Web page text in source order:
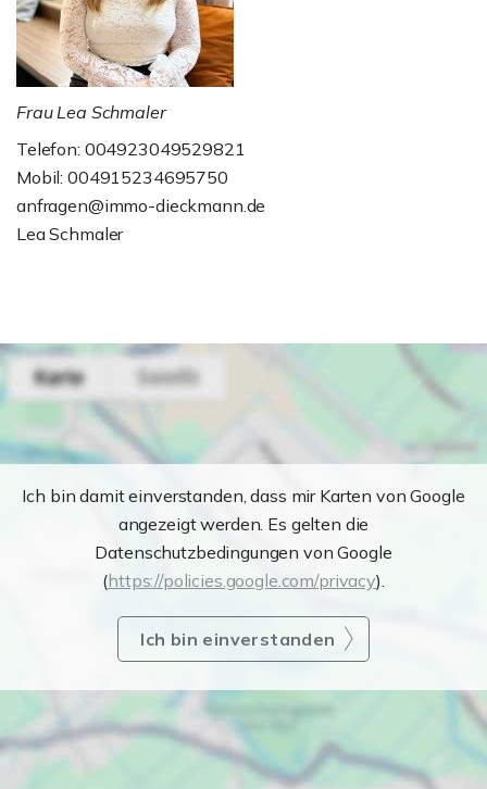
Frau Lea Schmaler
Telefon: 004923049529821
Mobil: 004915234695750
anfragen@immo-dieckmann.de
Lea Schmaler
Ich bin damit einverstanden, dass mir Karten von Google
angezeigt werden. Es gelten die
Datenschutzbedingungen von Google
(https://policies.google.com/privacy).
Ich bin einverstanden